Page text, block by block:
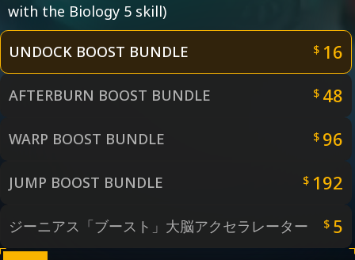
with the Biology 5 skill)
UNDOCK BOOST BUNDLE $ 16
AFTERBURN BOOST BUNDLE $ 48
WARP BOOST BUNDLE $ 96
JUMP BOOST BUNDLE $ 192
ジーニアス「ブースト」大脳アクセラレーター $ 5